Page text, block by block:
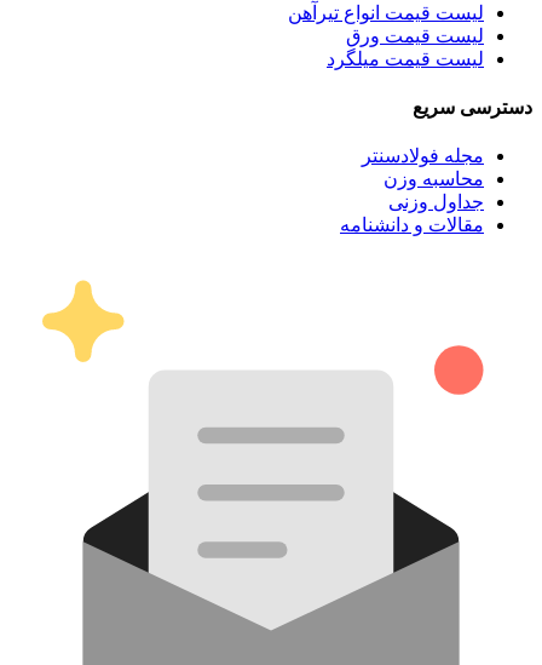
لیست قیمت انواع تیرآهن
لیست قیمت ورق
لیست قیمت میلگرد
دسترسی سریع
مجله فولادسنتر
محاسبه وزن
جداول وزنی
مقالات و دانشنامه